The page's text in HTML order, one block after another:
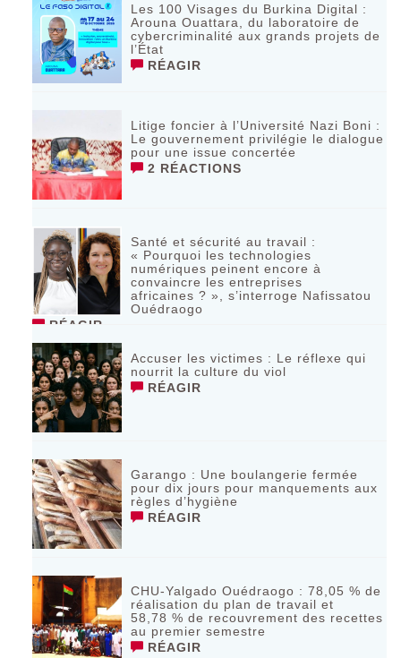
Les 100 Visages du Burkina Digital :
Arouna Ouattara, du laboratoire de
cybercriminalité aux grands projets de
l’État
RÉAGIR
Litige foncier à l’Université Nazi Boni :
Le gouvernement privilégie le dialogue
pour une issue concertée
2 RÉACTIONS
Santé et sécurité au travail :
« Pourquoi les technologies
numériques peinent encore à
convaincre les entreprises
africaines ? », s’interroge Nafissatou
Ouédraogo
RÉAGIR
Accuser les victimes : Le réflexe qui
nourrit la culture du viol
RÉAGIR
Garango : Une boulangerie fermée
pour dix jours pour manquements aux
règles d’hygiène
RÉAGIR
CHU-Yalgado Ouédraogo : 78,05 % de
réalisation du plan de travail et
58,78 % de recouvrement des recettes
au premier semestre
RÉAGIR